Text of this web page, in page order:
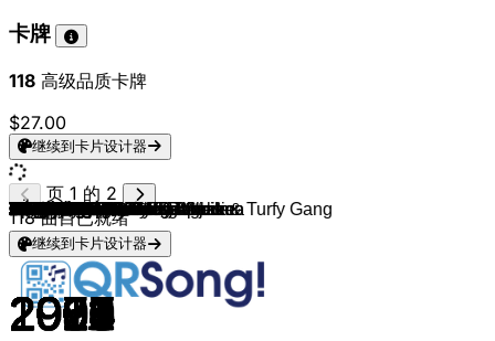
卡牌
118 高级品质卡牌
$27.00
继续到卡片设计器
Jan Smit
2023
Nick & Simon
2007
Nick & Simon
2008
Gebroeders Ko
2003
De Gouden Nachtegaaltjes
1972
Elvis Presley
1956
The Beatles
1968
Billy Joel
1973
Feestteam
2011
Buddy Holly
1957
Andre Hazes & Willy Alberti
1997
ABBA
1979
Johnny Jordaan
1955
Doe Maar
1981
Rob de Nijs
1996
GTA V
2013
Madonna
2006
MATTN
2020
Backstreet Boys
1997
Rihanna (feat. Jay-Z)
2007
Coldplay
2002
Eminem
2002
MC Hammer
1990
Aqua
1997
Alicia Keys
2001
Guus Meeuwis & Vagant
1996
Marco Borsato
1994
Marco Borsato
2015
2 Unlimited
1993
Acda & de Munnik
1998
Volumia!
1998
De Dijk
1994
Spice Girls
1996
René Froger
1988
BLØF
1998
Marco Borsato
2006
Kane
2002
Lange Frans & Baas B
2005
Marco Borsato
2004
FÄIS
2016
Anouk
2004
Within Temptation
2001
Gers Pardoel
2014
Nelly
2002
50 Cent
2003
Linkin Park
2000
Evanescence
2003
Maroon 5
2002
Rihanna
2005
Green Day
2004
Nelly Furtado
2006
Outkast
2003
Justin Timberlake
2006
Kings Of Leon
2008
Kesha
2009
Bruno Mars
2010
DI-RECT
2001
Lange Frans
2004
Jeroen van der Boom
2008
Maroon 5 & Christina Aguilera
2011
Avicii
2013
Lady Gaga
2010
Lady Gaga
2008
Lorde
2013
Pharrell Williams
2014
Meghan Trainor
2015
Meghan Trainor
2014
Justin Bieber
2015
Drake, Wizkid, Kyla
2016
Major Lazer, MØ & DJ Snake
2015
Swedish House Mafia
2022
Dua Lipa
2017
Tones And I
2019
Lil Nas X
2018
Olivia Rodrigo
2021
Racoon
2012
Gers Pardoel
2011
Gers Pardoel
2011
Nielson
2014
Nielson
2012
Dotan
2014
Kenny B
2015
Lil Kleine & Ronnie Flex
2015
Tate McRae & F1 The Album
2025
The Kid LAROI
2020
Marco Schuitmaker, Donnie & Turfy Gang
2025
Snelle
2021
Snelle
2019
Suzan & Freek
2025
Suzan & Freek
2018
Tino Martin
2020
Barry Fest
2018
André van Duin
1989
André van Duin
1980
Veul Gère & Gullie
2025
Oôs Joôs
2015
Alessio, YORDI & Lastpakken
2025
Joost Klein
2024
Duncan Laurence
2019
Roxy Dekker
2025
页 1 的 2
118曲目已就绪
继续到卡片设计器